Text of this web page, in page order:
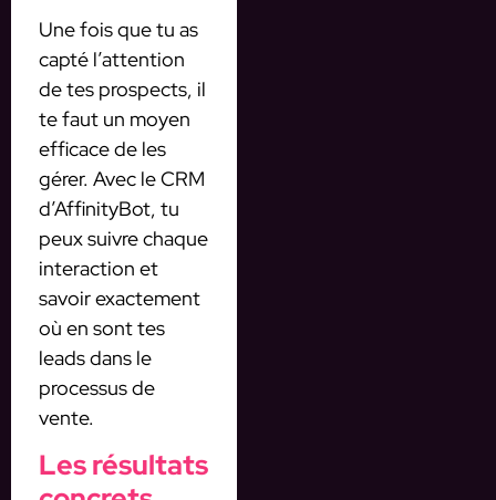
Une fois que tu as
capté l’attention
de tes prospects, il
te faut un moyen
efficace de les
gérer. Avec le CRM
d’AffinityBot, tu
peux suivre chaque
interaction et
savoir exactement
où en sont tes
leads dans le
processus de
vente.
Les résultats